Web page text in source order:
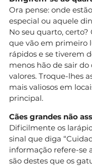
Ora pense: onde
especial ou aquele
No seu quarto, certo?
que vão em primeiro
rápidos e se tiverem
menos hão de sair
valores. Troque-lhes
mais valiosos em
principal.
Cães grandes não
Dificilmente os
sinal que diga
informação refere-se
são destes que os